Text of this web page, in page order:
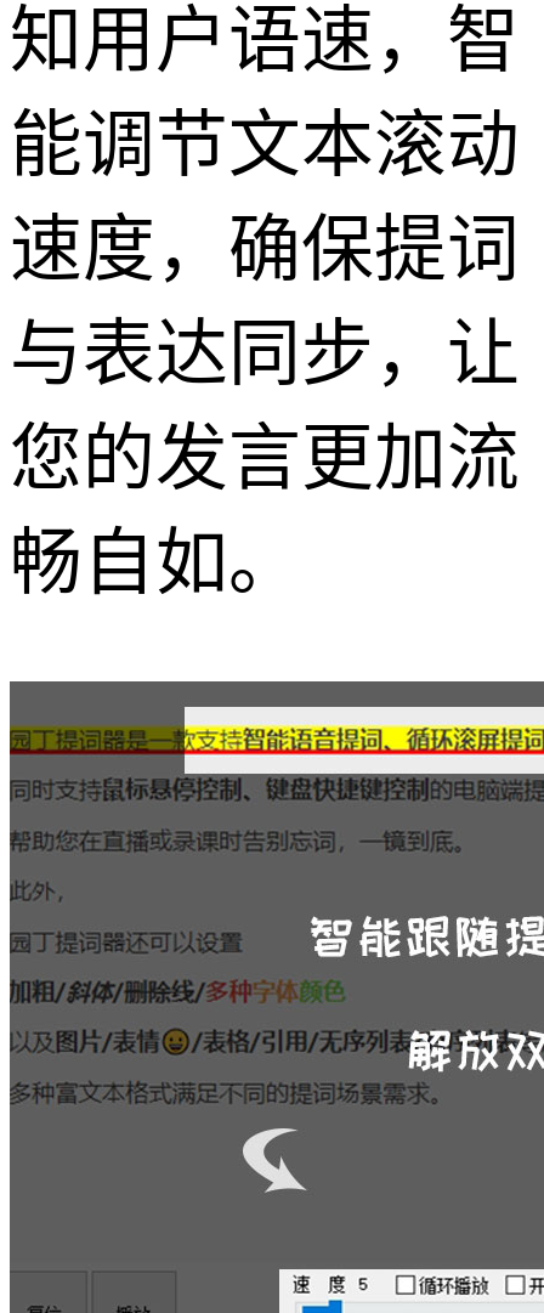
知用户语速，智
能调节文本滚动
速度，确保提词
与表达同步，让
您的发言更加流
畅自如。